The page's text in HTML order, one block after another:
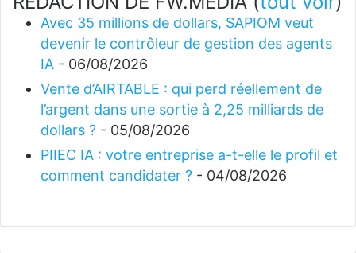
Avec 35 millions de dollars, SAPIOM veut
devenir le contrôleur de gestion des agents
IA - 06/08/2026
Vente d’AIRTABLE : qui perd réellement de
l’argent dans une sortie à 2,25 milliards de
dollars ? - 05/08/2026
PIIEC IA : votre entreprise a-t-elle le profil et
comment candidater ? - 04/08/2026